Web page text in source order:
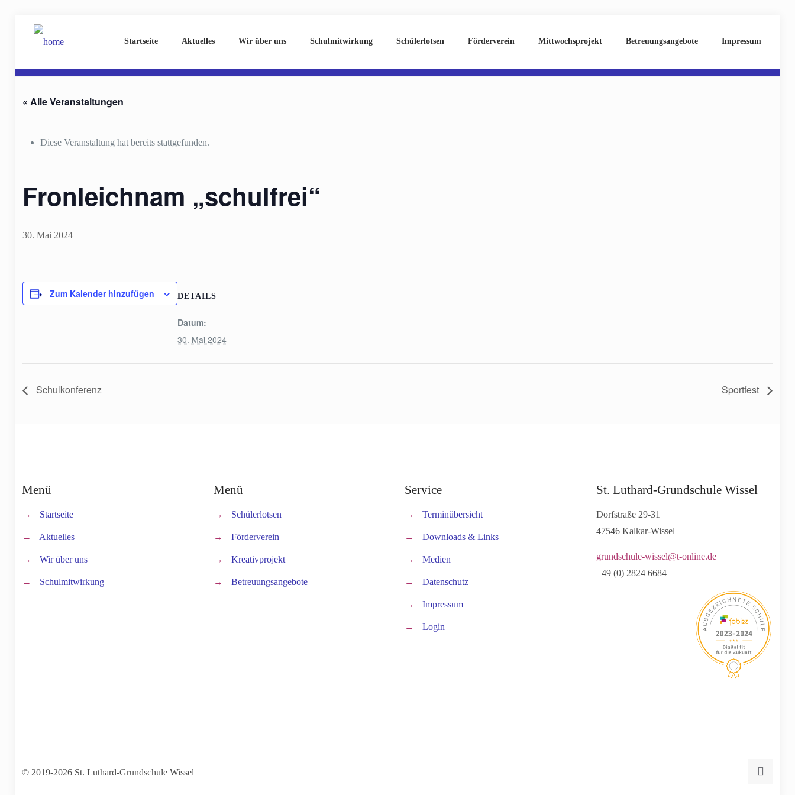
Startseite Aktuelles Wir über uns Schulmitwirkung Schülerlotsen Förderverein Mittwochsprojekt Betreuungsangebote Impressum
« Alle Veranstaltungen
Diese Veranstaltung hat bereits stattgefunden.
Fronleichnam „schulfrei“
30. Mai 2024
Zum Kalender hinzufügen DETAILS
Datum:
30. Mai 2024
Schulkonferenz Sportfest
Menü
→ Startseite
→ Aktuelles
→ Wir über uns
→ Schulmitwirkung
Menü
→ Schülerlotsen
→ Förderverein
→ Kreativprojekt
→ Betreuungsangebote
Service
→ Terminübersicht
→ Downloads & Links
→ Medien
→ Datenschutz
→ Impressum
→ Login
St. Luthard-Grundschule Wissel
Dorfstraße 29-31
47546 Kalkar-Wissel
grundschule-wissel@t-online.de
+49 (0) 2824 6684
© 2019-2026 St. Luthard-Grundschule Wissel